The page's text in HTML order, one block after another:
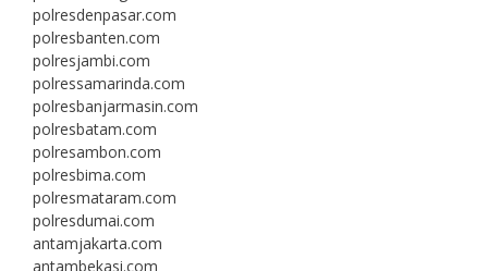
polresdenpasar.com
polresbanten.com
polresjambi.com
polressamarinda.com
polresbanjarmasin.com
polresbatam.com
polresambon.com
polresbima.com
polresmataram.com
polresdumai.com
antamjakarta.com
antambekasi.com